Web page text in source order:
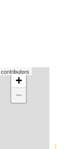
+
−
contributors